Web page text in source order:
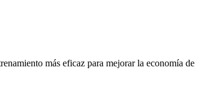
más eficaz para mejorar la economía de